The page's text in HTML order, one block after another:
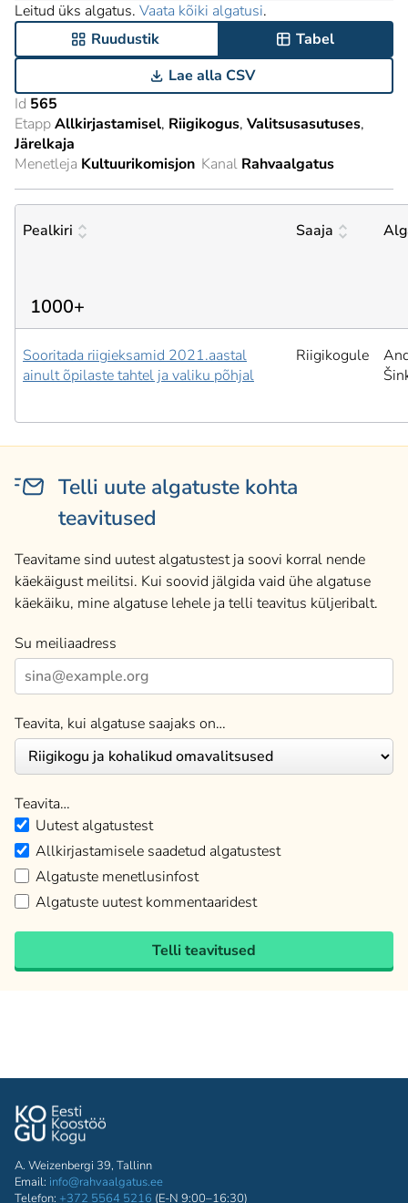
Leitud üks algatus. Vaata kõiki algatusi.
Ruudustik
Tabel
Lae alla CSV
Id 565
EtappAllkirjastamisel Riigikogus Valitsusasutuses
Järelkaja
Menetleja Kultuurikomisjon Kanal Rahvaalgatus
Pealkiri Saaja
1000+
Sooritada riigieksamid 2021.aastal
ainult õpilaste tahtel ja valiku põhjal
Riigikogule
Telli uute algatuste kohta
teavitused
Teavitame sind uutest algatustest ja soovi korral nende
käekäigust meilitsi. Kui soovid jälgida vaid ühe algatuse
käekäiku, mine algatuse lehele ja telli teavitus küljeribalt.
Su meiliaadress
Teavita, kui algatuse saajaks on…
Teavita…
Uutest algatustest
Allkirjastamisele saadetud algatustest
Algatuste menetlusinfost
Algatuste uutest kommentaaridest
Telli teavitused
A. Weizenbergi 39, Tallinn
Email: info@rahvaalgatus.ee
Telefon: +372 5564 5216 (E-N 9:00–16:30)